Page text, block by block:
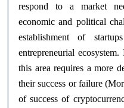
respond to a market
economic and political
establishment of
entrepreneurial
this area requires a more
their success or failure
of success of